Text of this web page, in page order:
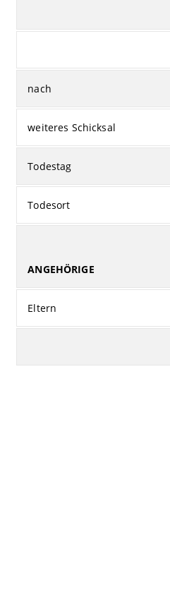
nach
weiteres Schicksal
Todestag
Todesort
ANGEHÖRIGE
Eltern